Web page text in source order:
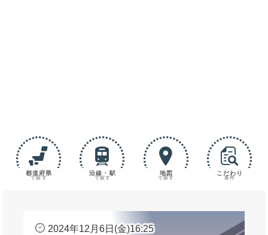
都道府県
で探す
沿線・駅
で探す
地図
で探す
こだわり
条件
2024年12月6日(金)16:25